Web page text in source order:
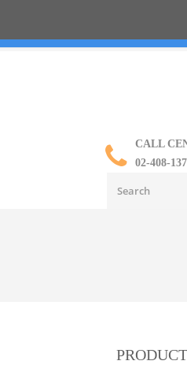
CALL
02-408-
PRODUCT
ฟ ร่มกลับด้าน ราคาส่ง